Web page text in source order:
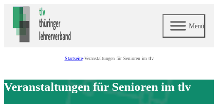
Menü
Startseite-Veranstaltungen für Senioren im tlv
Veranstaltungen für Senioren im tlv